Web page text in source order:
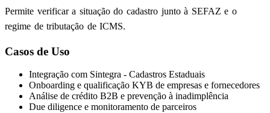
Permite verificar a situação do cadastro junto à SEFAZ e o
regime de tributação de ICMS.
Casos de Uso
Integração com Sintegra - Cadastros Estaduais
Onboarding e qualificação KYB de empresas e fornecedores
Análise de crédito B2B e prevenção à inadimplência
Due diligence e monitoramento de parceiros